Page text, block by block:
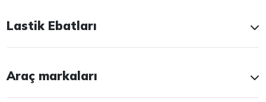
Lastik Ebatları
Araç markaları